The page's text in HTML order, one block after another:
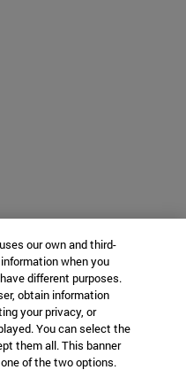
our own and third-
when you
different purposes.
obtain information
your privacy, or
You can select the
them all. This banner
of the two options.